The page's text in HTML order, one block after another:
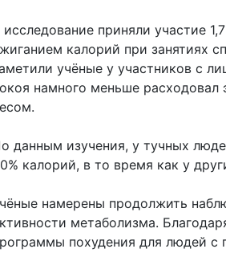
исследование приняли участие
калорий при занятиях
учёные у участников с
намного меньше
данным изучения, у тучных
калорий, в то время как у
намерены продолжить
метаболизма.
похудения для людей с